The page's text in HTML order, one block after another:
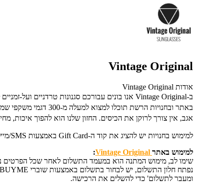
Vintage Original
אודות Vintage Original
ב-Vintage Original אנו בונים עבורכם סגנונות טרדניים ועל-זמניים לצד מגוון מסגרות ועדשות בהשראת וינטג' המבטיחים לכם להרגיש הכי נכונים.
באתר ובחנויות הרשת תוכלו למצוא למעלה מ-300 דגמי משקפי שמש ומשקפי ראיה מחומרים חזקים שנבחרו ללא פשרה.
אגב, אין צורך לרוקן את הכיסים. החזון שלנו הוא להפוך איכות,
למימוש בחנויות יש להציג את קוד ה-Gift Card באמצעות SMS/מייל/דף מודפס. לפרטים נוספים: 050-4949751.
למימוש באתר
:
שימו לב, מימוש המתנה הוא במעמד התשלום לאחר שכל הפרטים
ומעבר לתשלום' כדי להשלים את הרכישה.